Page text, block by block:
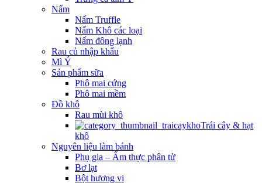
Nấm
Nấm Truffle
Nấm Khô các loại
Nấm đông lạnh
Rau củ nhập khẩu
Mì Ý
Sản phẩm sữa
Phô mai cứng
Phô mai mềm
Đồ khô
Rau mùi khô
Trái cây & hạt
khô
Nguyên liệu làm bánh
Phụ gia – Ẩm thực phân tử
Bơ lạt
Bột hương vị